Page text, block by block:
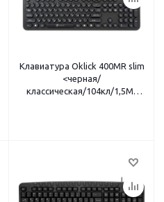
Клавиатура Oklick 400MR slim
<черная/
классическая/104кл/1,5М/